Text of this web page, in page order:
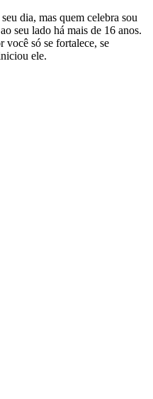
dia, mas quem celebra sou
seu lado há mais de 16 anos.
você só se fortalece, se
ele.